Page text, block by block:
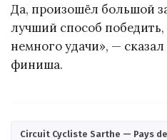
Да, произошёл большой
лучший способ
немного удачи», —
финиша.
Circuit Cycliste Sarthe — Pays